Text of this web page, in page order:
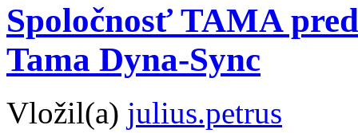
Spoločnosť TAMA
Tama Dyna-Sync
Vložil(a) julius.petrus